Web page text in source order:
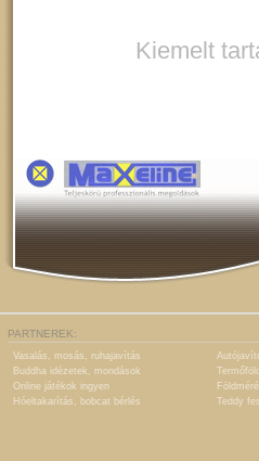
Kiemelt
PARTNEREK:
Vasalás, mosás, ruhajavítás
Buddha idézetek, mondások
Online játékok ingyen
Hóeltakarítás, bobcat bérlés
Teddy